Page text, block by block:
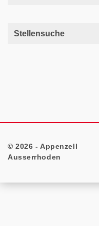
Stellensuche
Footer
© 2026 - Appenzell
Ausserrhoden